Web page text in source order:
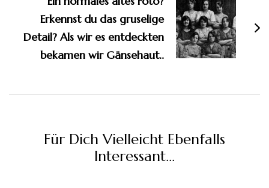
Erkennst du das gruselige
Detail? Als wir es entdeckten
bekamen wir Gänsehaut..
Für Dich Vielleicht Ebenfalls
Interessant...